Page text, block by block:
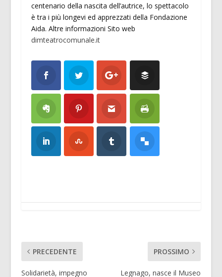
centenario della nascita dell’autrice, lo spettacolo
è tra i più longevi ed apprezzati della Fondazione
Aida. Altre informazioni Sito web
dimteatrocomunale.it
PRECEDENTE
Solidarietà, impegno
PROSSIMO
Legnago, nasce il Museo